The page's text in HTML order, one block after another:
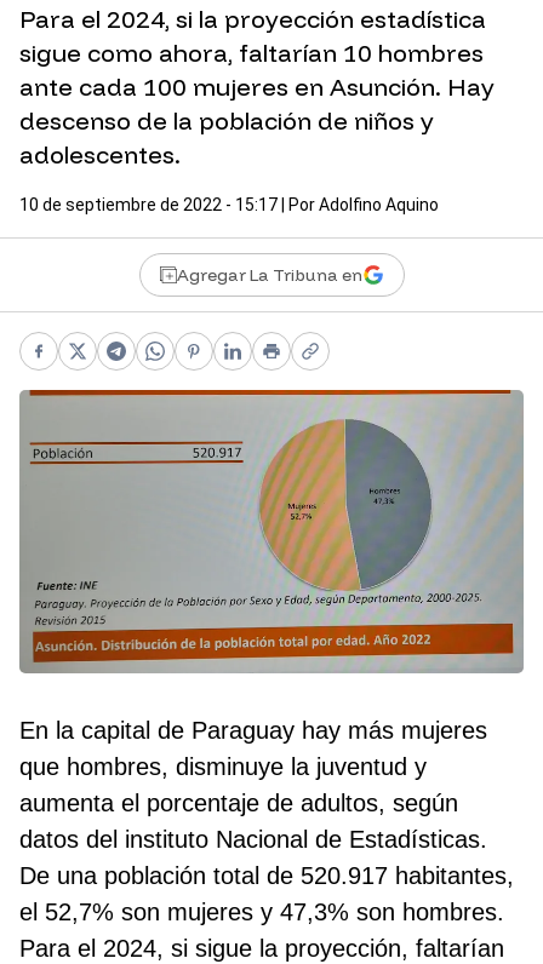
Para el 2024, si la proyección estadística
sigue como ahora, faltarían 10 hombres
ante cada 100 mujeres en Asunción. Hay
descenso de la población de niños y
adolescentes.
10 de septiembre de 2022 - 15:17 | PorAdolfino Aquino
Agregar La Tribuna en
Facebook
X Telegram
WhatsApp
Pinterest
LinkedIn
PrintCopy link
En la capital de Paraguay hay más mujeres
que hombres, disminuye la juventud y
aumenta el porcentaje de adultos, según
datos del instituto Nacional de Estadísticas.
De una población total de 520.917 habitantes,
el 52,7% son mujeres y 47,3% son hombres.
Para el 2024, si sigue la proyección, faltarían